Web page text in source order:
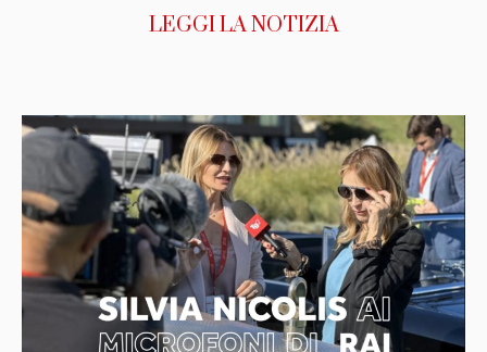
LEGGI LA NOTIZIA